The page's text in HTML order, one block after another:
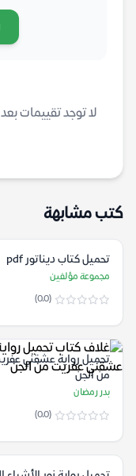
لا توجد تقييمات
كتب مشابهة
تحميل كتاب ديناتور pdf
مجموعة مؤلفين
(0.0)
تحميل رواية عشقني
من الجن
بدر رمضان
(0.0)